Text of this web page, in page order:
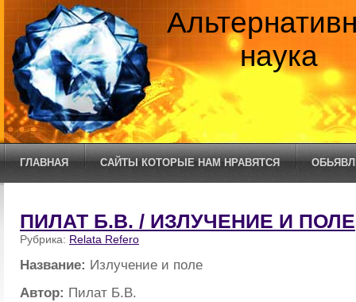
наука
ГЛАВНАЯ САЙТЫ КОТОРЫЕ НАМ НРАВЯТСЯ
ПИЛАТ Б.В. / ИЗЛУЧЕНИЕ И ПОЛЕ
Рубрика: Relata Refero
Название: Излучение и поле
Автор: Пилат Б.В.